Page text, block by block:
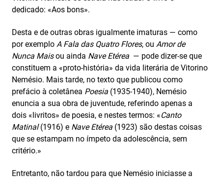
dedicado: «Aos bons».
Desta e de outras obras igualmente imaturas — como
por exemplo A Fala das Quatro Flores, ou Amor de
Nunca Maisou ainda Nave Etérea — pode dizer-se que
constituem a «proto-história» da vida literária de Vitorino
Nemésio. Mais tarde, no texto que publicou como
prefácio à coletânea Poesia (1935-1940), Nemésio
enuncia a sua obra de juventude, referindo apenas a
dois «livritos» de poesia, e nestes termos: «Canto
Matinal(1916) e Nave Etérea (1923) são destas coisas
que se estampam no ímpeto da adolescência, sem
critério.»
Entretanto, não tardou para que Nemésio iniciasse a